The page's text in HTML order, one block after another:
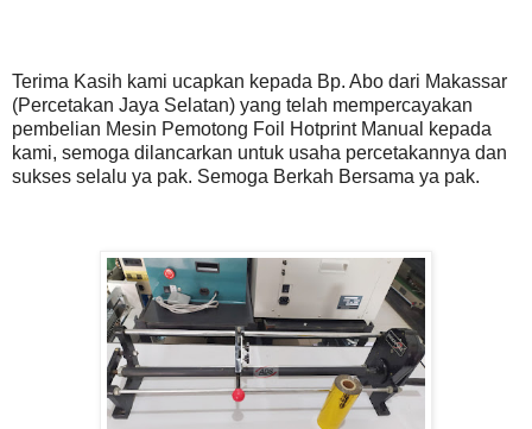
Terima Kasih kami ucapkan kepada Bp. Abo dari Makassar
(Percetakan Jaya Selatan) yang telah mempercayakan
pembelian Mesin Pemotong Foil Hotprint Manual kepada
kami, semoga dilancarkan untuk usaha percetakannya dan
sukses selalu ya pak. Semoga Berkah Bersama ya pak.